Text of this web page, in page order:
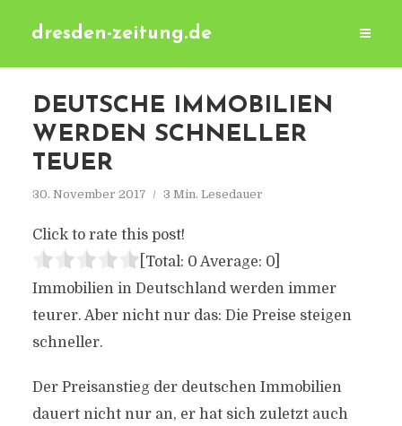
dresden-zeitung.de
DEUTSCHE IMMOBILIEN
WERDEN SCHNELLER
TEUER
30. November 2017 3 Min. Lesedauer
Click to rate this post!
[Total: 0 Average: 0]
Immobilien in Deutschland werden immer
teurer. Aber nicht nur das: Die Preise steigen
schneller.
Der Preisanstieg der deutschen Immobilien
dauert nicht nur an, er hat sich zuletzt auch